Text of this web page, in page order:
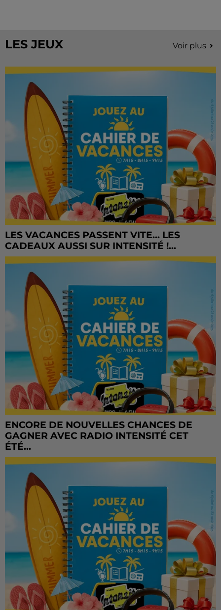
LES JEUX Voir plus
LES VACANCES PASSENT VITE... LES
CADEAUX AUSSI SUR INTENSITÉ !...
ENCORE DE NOUVELLES CHANCES DE
GAGNER AVEC RADIO INTENSITÉ CET
ÉTÉ...